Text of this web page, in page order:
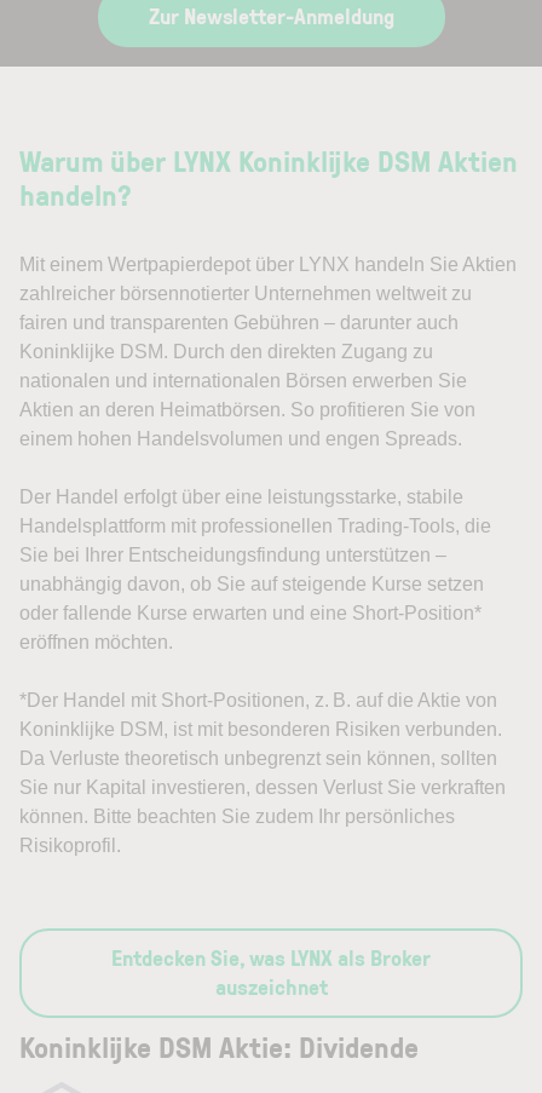
Zur Newsletter-Anmeldung
Warum über LYNX Koninklijke DSM Aktien
handeln?
Mit einem Wertpapierdepot über LYNX handeln Sie Aktien
zahlreicher börsennotierter Unternehmen weltweit zu
fairen und transparenten Gebühren – darunter auch
Koninklijke DSM. Durch den direkten Zugang zu
nationalen und internationalen Börsen erwerben Sie
Aktien an deren Heimatbörsen. So profitieren Sie von
einem hohen Handelsvolumen und engen Spreads.
Der Handel erfolgt über eine leistungsstarke, stabile
Handelsplattform mit professionellen Trading-Tools, die
Sie bei Ihrer Entscheidungsfindung unterstützen –
unabhängig davon, ob Sie auf steigende Kurse setzen
oder fallende Kurse erwarten und eine Short-Position*
eröffnen möchten.
*Der Handel mit Short-Positionen, z. B. auf die Aktie von
Koninklijke DSM, ist mit besonderen Risiken verbunden.
Da Verluste theoretisch unbegrenzt sein können, sollten
Sie nur Kapital investieren, dessen Verlust Sie verkraften
können. Bitte beachten Sie zudem Ihr persönliches
Risikoprofil.
Entdecken Sie, was LYNX als Broker
auszeichnet
Koninklijke DSM Aktie: Dividende